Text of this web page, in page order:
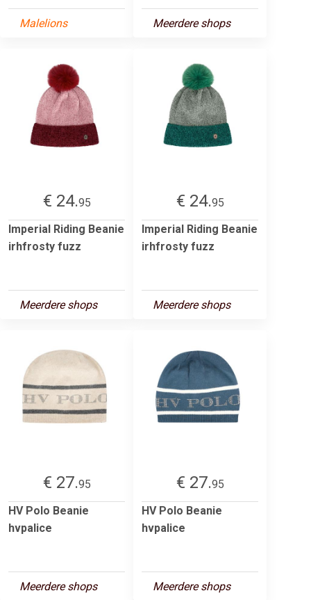
Malelions Meerdere shops
€ 24.95
Imperial Riding Beanie
irhfrosty fuzz
Meerdere shops
€ 24.95
Imperial Riding Beanie
irhfrosty fuzz
Meerdere shops
€ 27.95
HV Polo Beanie
hvpalice
Meerdere shops
€ 27.95
HV Polo Beanie
hvpalice
Meerdere shops